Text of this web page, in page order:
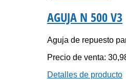
AGUJA N 500 V3
Aguja de repuesto
Precio de venta:
Detalles de producto